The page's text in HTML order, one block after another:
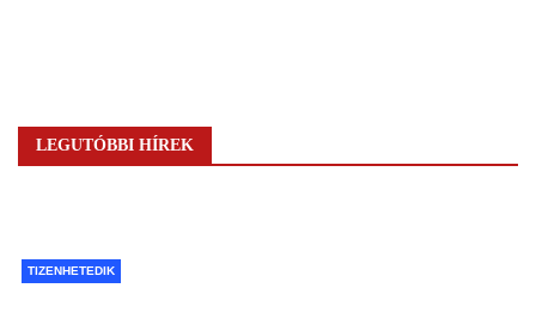
LEGUTÓBBI HÍREK
TIZENHETEDIK